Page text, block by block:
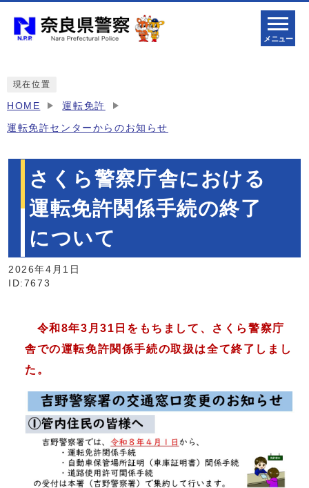
メニュー
現在位置
HOME 運転免許
運転免許センターからのお知らせ
さくら警察庁舎における
運転免許関係手続の終了
について
2026年4月1日
ID:7673
令和8年3月31日をもちまして、さくら警察庁
舎での運転免許関係手続の取扱は全て終了しまし
た。